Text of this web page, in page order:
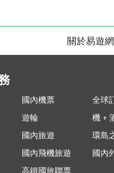
關於易遊網
國內機票
全球
遊輪
機 +
國內旅遊
環島
國內飛機旅遊
國內
高鐵國旅聯票